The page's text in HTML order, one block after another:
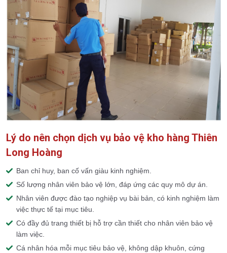
Lý do nên chọn dịch vụ bảo vệ kho hàng Thiên
Long Hoàng
Ban chỉ huy, ban cố vấn giàu kinh nghiệm.
Số lượng nhân viên bảo vệ lớn, đáp ứng các quy mô dự án.
Nhân viên được đào tạo nghiệp vụ bài bản, có kinh nghiệm làm
việc thực tế tại mục tiêu.
Có đầy đủ trang thiết bị hỗ trợ cần thiết cho nhân viên bảo vệ
làm việc.
Cá nhân hóa mỗi mục tiêu bảo vệ, không dập khuôn, cứng